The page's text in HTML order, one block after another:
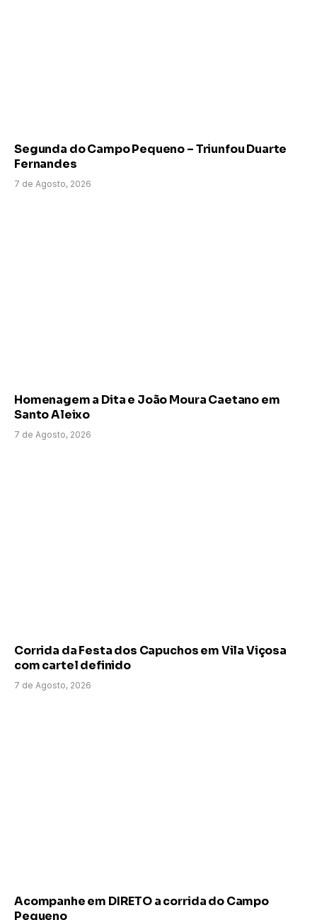
Segunda do Campo Pequeno – Triunfou Duarte
Fernandes
7 de Agosto, 2026
Homenagem a Dita e João Moura Caetano em
Santo Aleixo
7 de Agosto, 2026
Corrida da Festa dos Capuchos em Vila Viçosa
com cartel definido
7 de Agosto, 2026
Acompanhe em DIRETO a corrida do Campo
Pequeno